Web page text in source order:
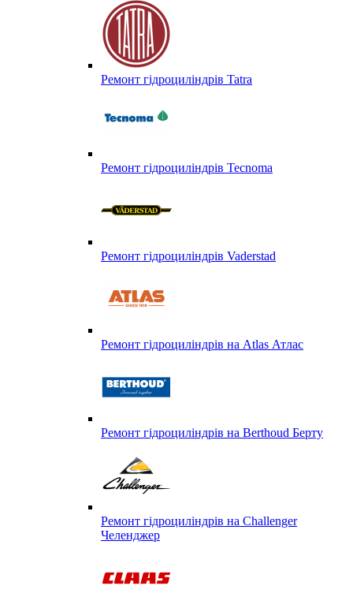
Ремонт гідроциліндрів Tatra
Ремонт гідроциліндрів Tecnoma
Ремонт гідроциліндрів Vaderstad
Ремонт гідроциліндрів на Atlas Атлас
Ремонт гідроциліндрів на Berthoud Берту
Ремонт гідроциліндрів на Challenger
Челенджер